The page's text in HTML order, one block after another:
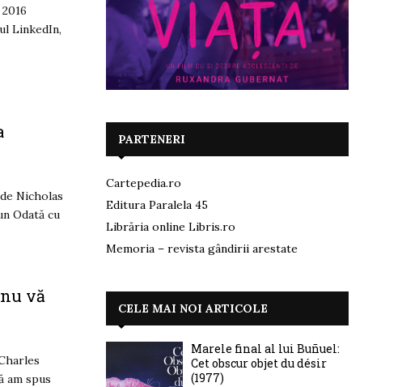
LinkedIn,
Nicholas
Odată cu
vă
am spus
PARTENERI
Cartepedia.ro
Editura Paralela 45
Librăria online Libris.ro
Memoria – revista gândirii arestate
CELE MAI NOI ARTICOLE
Marele final al lui Buñuel:
Cet obscur objet du désir
(1977)